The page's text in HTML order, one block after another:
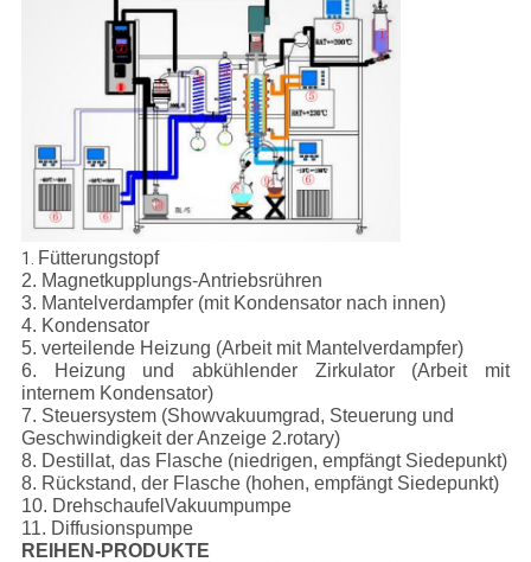
1.
Fütterungstopf
2. Magnetkupplungs-Antriebsrühren
3. Mantelverdampfer (mit Kondensator nach innen)
4. Kondensator
5. verteilende Heizung (Arbeit mit Mantelverdampfer)
6. Heizung und abkühlender Zirkulator (Arbeit mit
internem Kondensator)
7. Steuersystem (Showvakuumgrad, Steuerung und
Geschwindigkeit der Anzeige 2.rotary)
8. Destillat, das Flasche (niedrigen, empfängt Siedepunkt)
8. Rückstand, der Flasche (hohen, empfängt Siedepunkt)
10. DrehschaufelVakuumpumpe
11. Diffusionspumpe
REIHEN-PRODUKTE